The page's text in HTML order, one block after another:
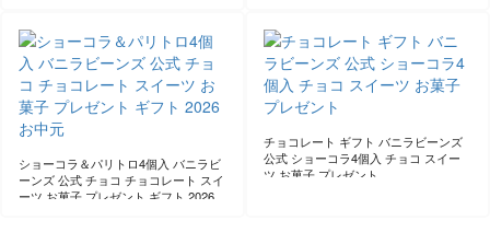
ショーコラ＆パリトロ4個入 バニラビ
ーンズ 公式 チョコ チョコレート スイ
ーツ お菓子 プレゼント ギフト 2026
チョコレート ギフト バニラビーンズ
公式 ショーコラ4個入 チョコ スイー
ツ お菓子 プレゼント